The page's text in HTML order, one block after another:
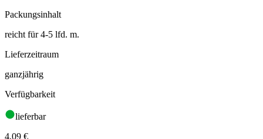
Packungsinhalt
reicht für 4-5 lfd. m.
Lieferzeitraum
ganzjährig
Verfügbarkeit
lieferbar
4,09 €